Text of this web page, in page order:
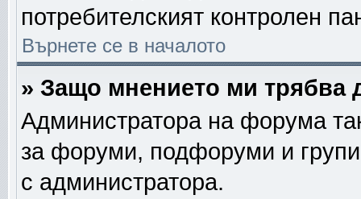
потребителският контролен
Върнете се в началото
» Защо мнението ми трябва
Администратора на форума
за форуми, подфоруми и
с администратора.